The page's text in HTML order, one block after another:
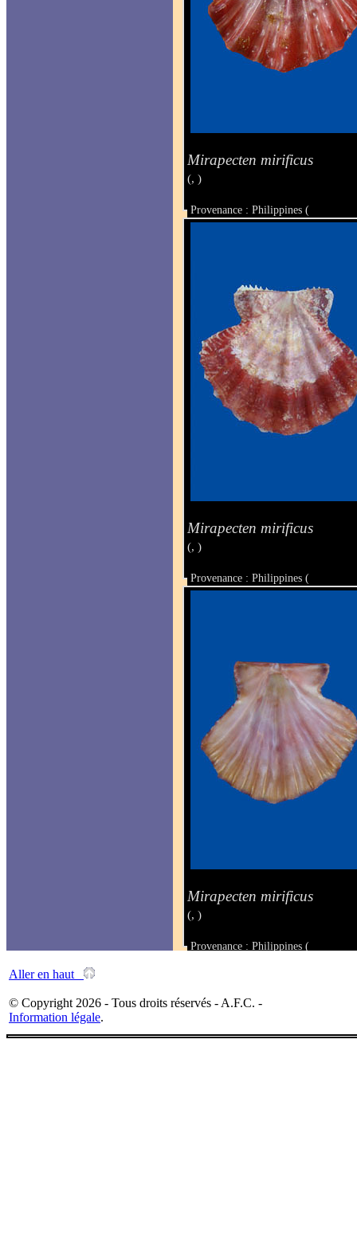
Mirapecten mirificus
(, )
Provenance : Philippines (
Taille : 34 x 35.3 mm
Mirapecten mirificus
(, )
Provenance : Philippines (
Taille : 35 x 39 mm
Mirapecten mirificus
(, )
Provenance : Philippines (
Aller en haut
© Copyright 2026 - Tous droits réservés - A.F.C. -
Information légale.